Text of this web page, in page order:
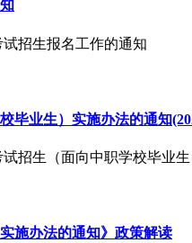
招生报名工作的通知
毕业生）实施办法的通知
招生（面向中职学校毕业
施办法的通知》政策解读